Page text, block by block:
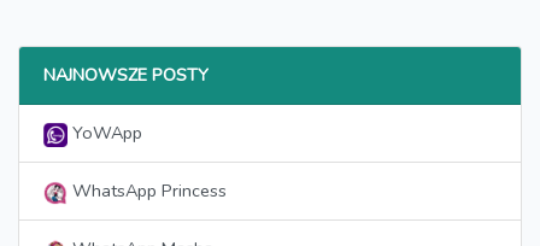
NAJNOWSZE POSTY
YoWApp
WhatsApp Princess